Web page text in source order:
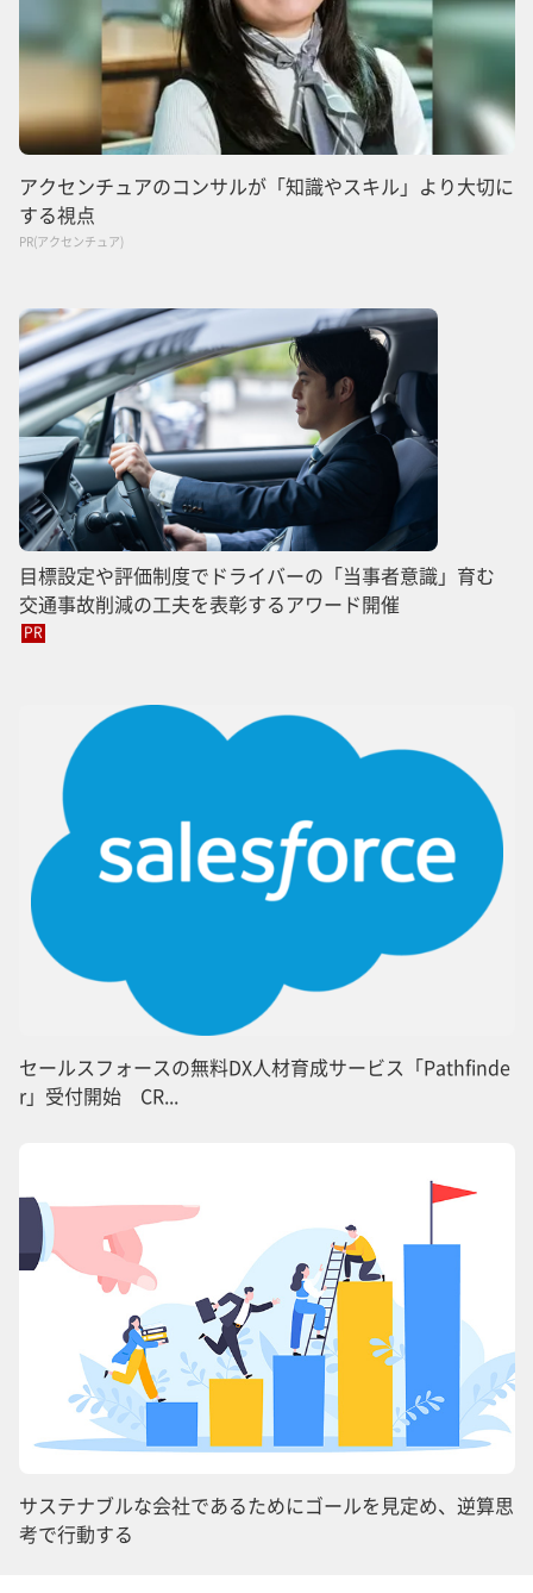
アクセンチュアのコンサルが「知識やスキル」より大切に
する視点
PR(アクセンチュア)
目標設定や評価制度でドライバーの「当事者意識」育む
交通事故削減の工夫を表彰するアワード開催
PR
セールスフォースの無料DX人材育成サービス「Pathfinde
r」受付開始 CR...
サステナブルな会社であるためにゴールを見定め、逆算思
考で行動する